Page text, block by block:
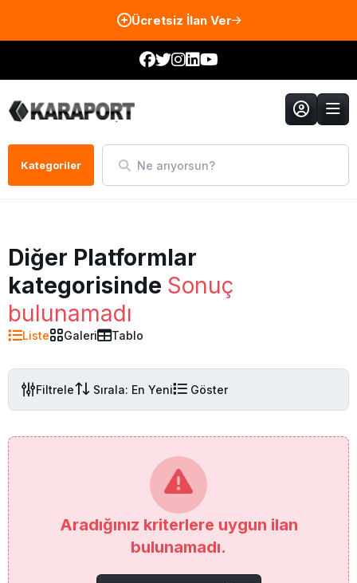
Ücretsiz İlan Ver
Kategoriler Ne arıyorsun?
Diğer Platformlar
kategorisinde Sonuç
bulunamadı
Liste Galeri Tablo
Filtrele Sırala: En Yeni Göster
Aradığınız kriterlere uygun ilan
bulunamadı.